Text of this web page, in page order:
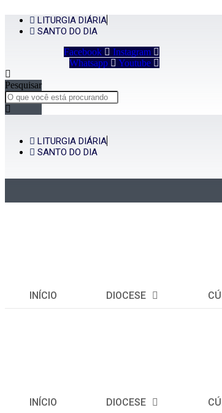
para
LITURGIA DIÁRIA
SANTO DO DIA
Facebook
Instagram
Whatsapp
Youtube
Pesquisar
LITURGIA DIÁRIA
SANTO DO DIA
INÍCIO DIOCESE
INÍCIO DIOCESE